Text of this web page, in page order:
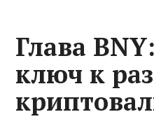
Глава
ключ к